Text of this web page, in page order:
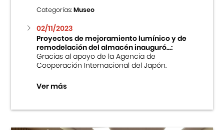
Categorías:Museo
02/11/2023
Proyectos de mejoramiento lumínico y de
remodelación del almacén inauguró...:
Gracias al apoyo de la Agencia de
Cooperación Internacional del Japón.
Ver más